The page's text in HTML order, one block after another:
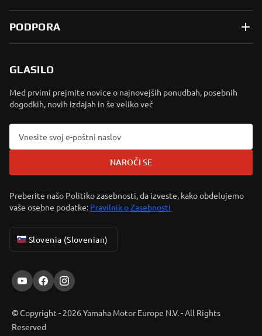
PODPORA
GLASILO
Med prvimi prejmite novice o najnovejših ponudbah, posebnih
dogodkih, novih izdajah in še veliko več
NAROČI SE
Preberite našo Politiko zasebnosti, da izveste, kako obdelujemo
vaše osebne podatke: Pravilnik o Zasebnosti
Slovenia (Slovenian)
© Copyright - 2026 Yamaha Motor Europe N.V. - All Rights
Reserved